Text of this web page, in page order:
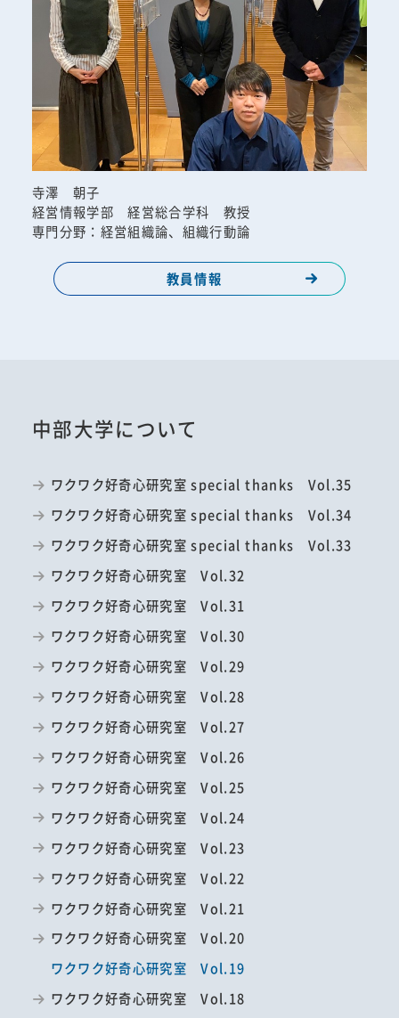
寺澤 朝子
経営情報学部 経営総合学科 教授
専門分野：経営組織論、組織行動論
教員情報
中部大学について
ワクワク好奇心研究室 special thanks Vol.35
ワクワク好奇心研究室 special thanks Vol.34
ワクワク好奇心研究室 special thanks Vol.33
ワクワク好奇心研究室 Vol.32
ワクワク好奇心研究室 Vol.31
ワクワク好奇心研究室 Vol.30
ワクワク好奇心研究室 Vol.29
ワクワク好奇心研究室 Vol.28
ワクワク好奇心研究室 Vol.27
ワクワク好奇心研究室 Vol.26
ワクワク好奇心研究室 Vol.25
ワクワク好奇心研究室 Vol.24
ワクワク好奇心研究室 Vol.23
ワクワク好奇心研究室 Vol.22
ワクワク好奇心研究室 Vol.21
ワクワク好奇心研究室 Vol.20
ワクワク好奇心研究室 Vol.19
ワクワク好奇心研究室 Vol.18